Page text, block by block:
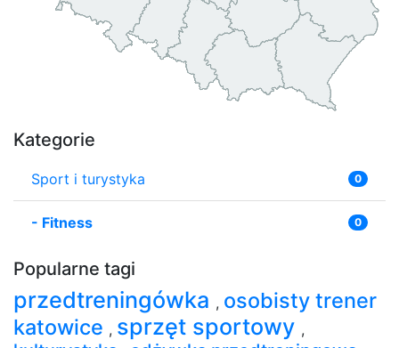
Kategorie
Sport i turystyka 0
- Fitness 0
Popularne tagi
przedtreningówka , osobisty trener
katowice , sprzęt sportowy ,